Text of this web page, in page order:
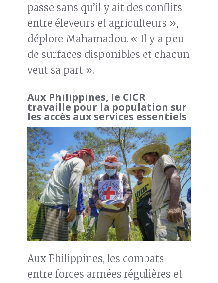
passe sans qu’il y ait des conflits
entre éleveurs et agriculteurs »,
déplore Mahamadou. « Il y a peu
de surfaces disponibles et chacun
veut sa part ».
Aux Philippines, le CICR
travaille pour la population sur
les accès aux services essentiels
Aux Philippines, les combats
entre forces armées régulières et